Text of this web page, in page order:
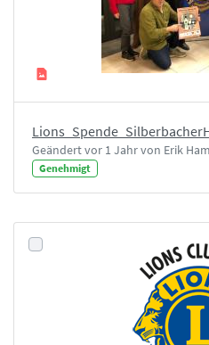
Geändert vor 1 Jahr von Erik
Genehmigt